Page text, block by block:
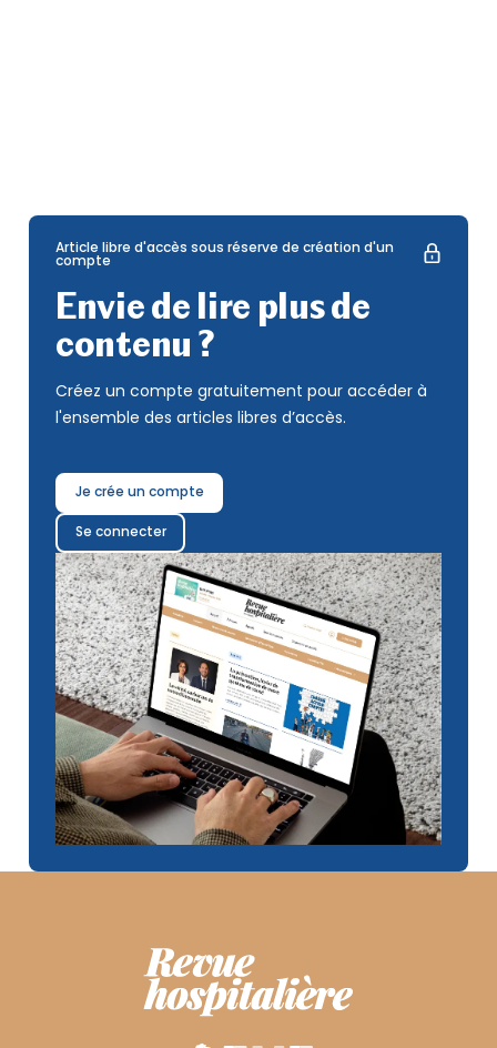
Article libre d'accès sous réserve de création d'un
compte
Envie de lire plus de
contenu ?
Créez un compte gratuitement pour accéder à
l'ensemble des articles libres d’accès.
Je crée un compte
Se connecter